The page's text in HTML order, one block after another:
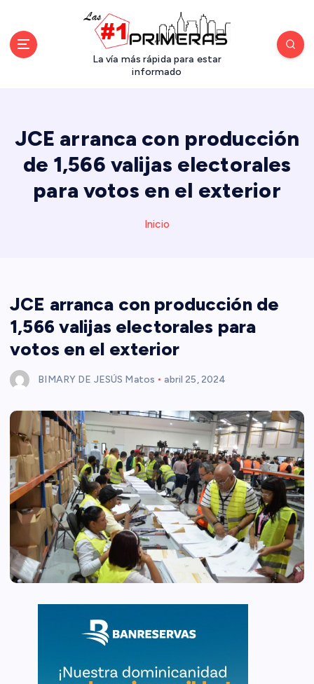
La vía más rápida para estar
informado
JCE arranca con producción
de 1,566 valijas electorales
para votos en el exterior
Inicio
JCE arranca con producción de
1,566 valijas electorales para
votos en el exterior
BIMARY DE JESÚS Matos abril 25, 2024